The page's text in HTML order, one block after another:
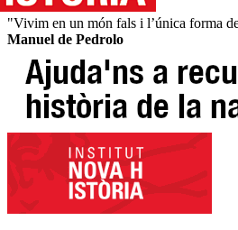
"Vivim en un món fals i l’única forma
Manuel de Pedrolo